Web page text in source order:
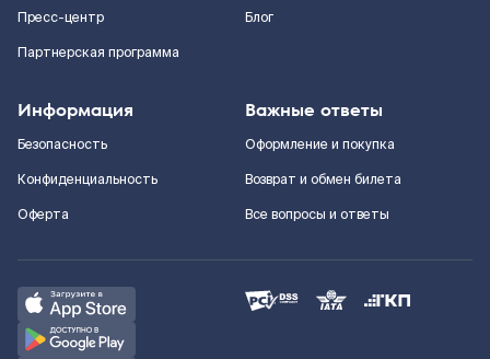
Пресс-центр
Партнерская программа
Блог
Информация
Безопасность
Конфиденциальность
Оферта
Важные ответы
Оформление и покупка
Возврат и обмен билета
Все вопросы и ответы